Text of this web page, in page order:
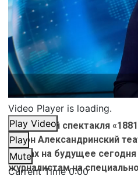
Video Player is loading.
Play Video
Play
Mute
Current Time0:00
Премьерой спектакля
сезон Александринский
планах на будущее
журналистам на